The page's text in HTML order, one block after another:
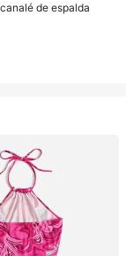
de espalda